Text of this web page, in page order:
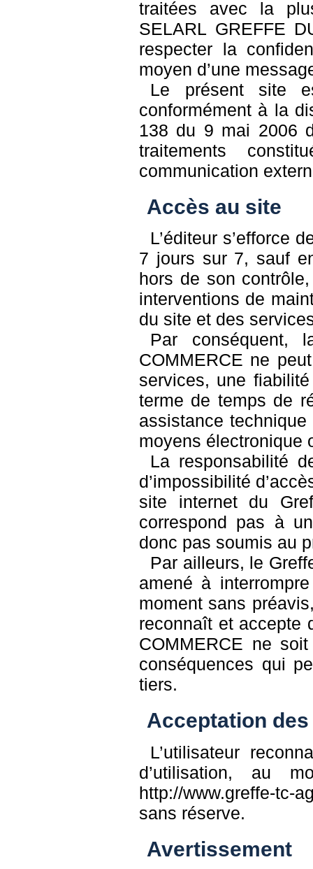
traitées avec la
SELARL GREFFE
respecter la
moyen d’une
Le présent site
conformément à la
138 du 9 mai 2006
traitements
communication
Accès au site
L’éditeur s’efforce
7 jours sur 7, sauf
hors de son
interventions de
du site et des
Par conséquent,
COMMERCE ne
services, une
terme de temps de
assistance
moyens électronique
La responsabilité
d’impossibilité
site internet du
correspond pas à
donc pas soumis au
Par ailleurs, le
amené à
moment sans
reconnaît et accepte
COMMERCE ne
conséquences qui
tiers.
Acceptation
L’utilisateur
d’utilisation, au
http://www.greffe-tc-
sans réserve.
Avertissement